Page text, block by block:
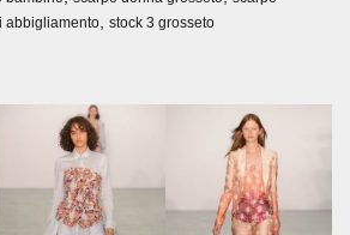
abbigliamento, stock 3 grosseto